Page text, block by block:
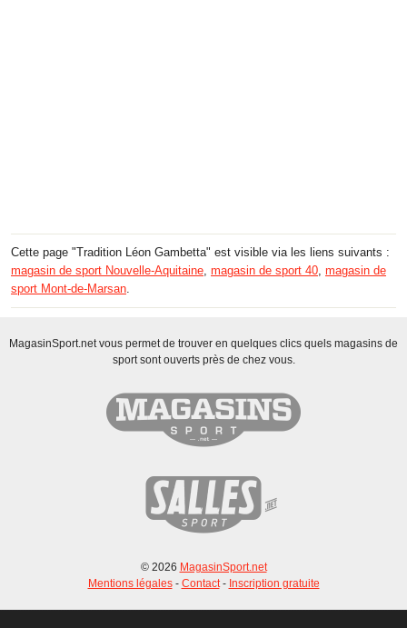
Cette page "Tradition Léon Gambetta" est visible via les liens suivants :
magasin de sport Nouvelle-Aquitaine, magasin de sport 40, magasin de
sport Mont-de-Marsan.
MagasinSport.net vous permet de trouver en quelques clics quels magasins de
sport sont ouverts près de chez vous.
© 2026 MagasinSport.net
Mentions légales- Contact- Inscription gratuite